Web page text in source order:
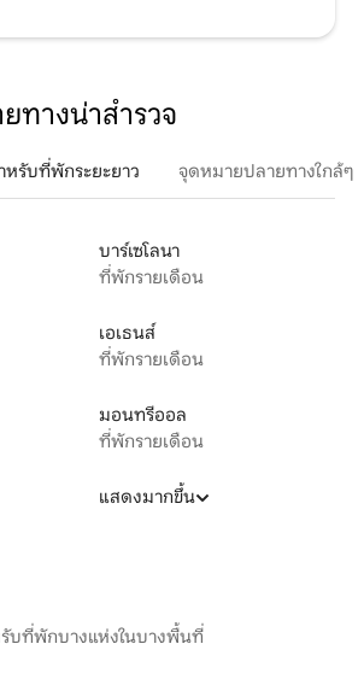
ทางน่าสำรวจ
รับที่พักระยะยาว จุดหมายปลายทางใกล้ๆ
บาร์เซโลนา
ที่พักรายเดือน
เอเธนส์
ที่พักรายเดือน
มอนทรีออล
ที่พักรายเดือน
แสดงมากขึ้น
บที่พักบางแห่งในบางพื้นที่